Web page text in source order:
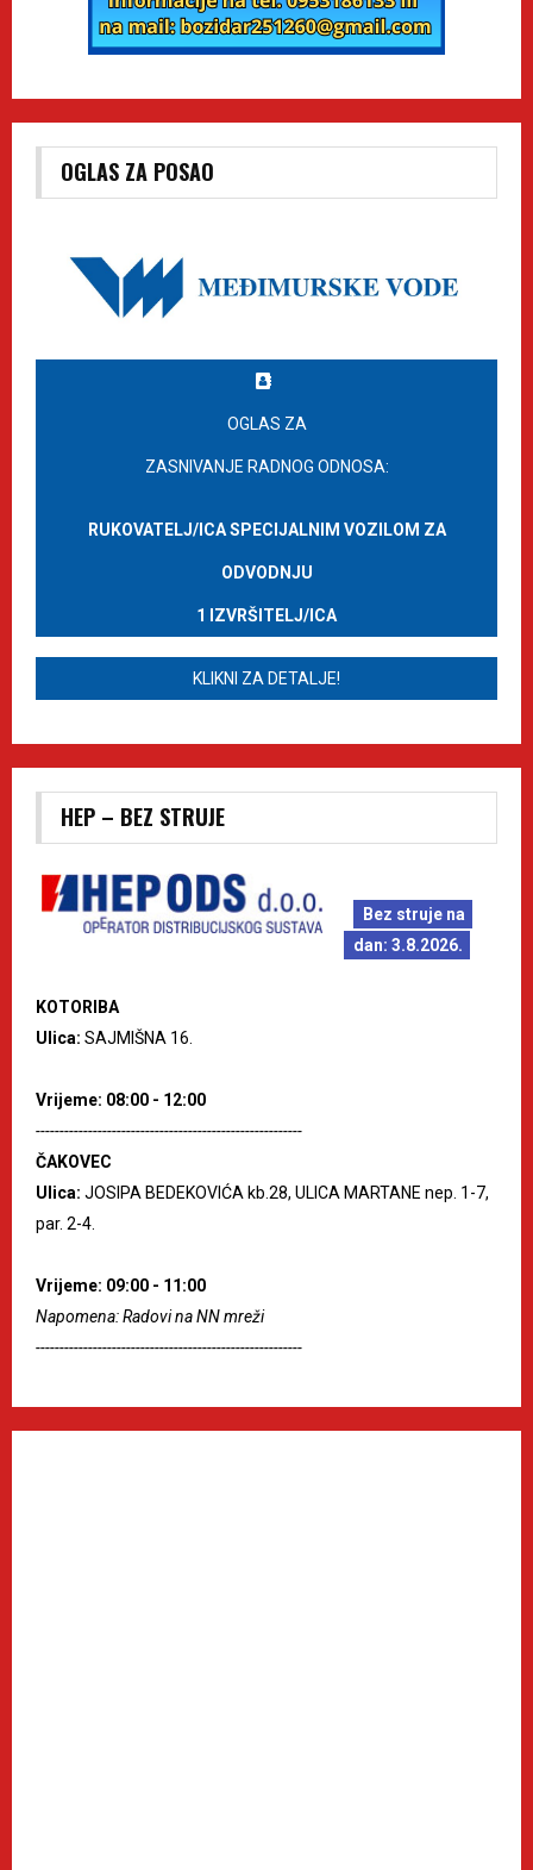
OGLAS ZA POSAO
OGLAS ZA
ZASNIVANJE RADNOG ODNOSA:
RUKOVATELJ/ICA SPECIJALNIM VOZILOM ZA
ODVODNJU
1 IZVRŠITELJ/ICA
KLIKNI ZA DETALJE!
HEP – BEZ STRUJE
Bez struje na
dan: 3.8.2026.
KOTORIBA
Ulica: SAJMIŠNA 16.
Vrijeme: 08:00 - 12:00
--------------------------------------------------------
ČAKOVEC
Ulica: JOSIPA BEDEKOVIĆA kb.28, ULICA MARTANE nep. 1-7,
par. 2-4.
Vrijeme: 09:00 - 11:00
Napomena: Radovi na NN mreži
--------------------------------------------------------